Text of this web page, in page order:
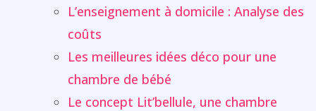
L’enseignement à domicile : Analyse des
coûts
Les meilleures idées déco pour une
chambre de bébé
Le concept Lit’bellule, une chambre